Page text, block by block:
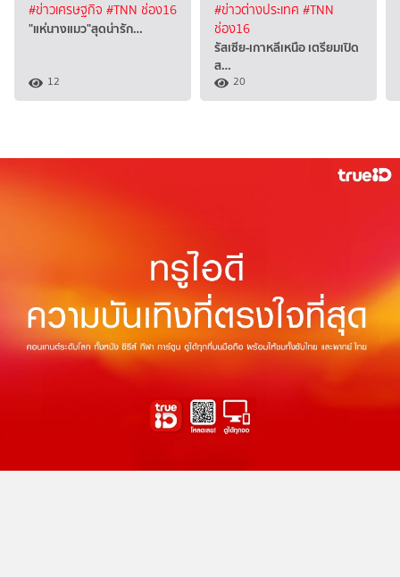
#ข่าวเศรษฐกิจ #TNN ช่อง16
"แห่นางแมว"สุดน่ารัก…
12
#ข่าวต่างประเทศ #TNN
ช่อง16
รัสเซีย-เกาหลีเหนือ เตรียมเปิด
ส…
20